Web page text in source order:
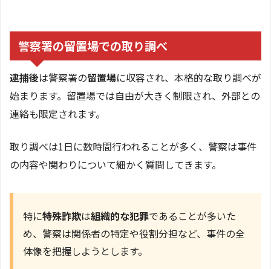
警察署の留置場での取り調べ
逮捕後は警察署の留置場に収容され、本格的な取り調べが
始まります。留置場では自由が大きく制限され、外部との
連絡も限定されます。
取り調べは1日に数時間行われることが多く、警察は事件
の内容や関わりについて細かく質問してきます。
特に特殊詐欺は組織的な犯罪であることが多いた
め、警察は関係者の特定や役割分担など、事件の全
体像を把握しようとします。